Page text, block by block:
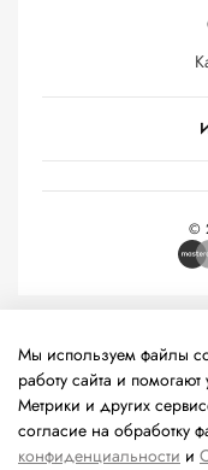
©
технологии
информации на основе
сведений, относящихся
«Интернет»,
Федерации).
Мы используем файлы
работу сайта и
Метрики и других
согласие на обработку
конфиденциальности и